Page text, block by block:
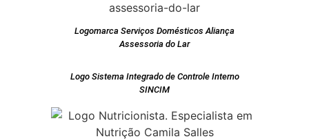
Logomarca Serviços Domésticos Aliança
Assessoria do Lar
Logo Sistema Integrado de Controle Interno
SINCIM